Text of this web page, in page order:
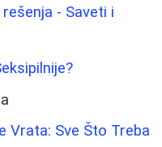
- Saveti i
Vrata: Sve Što Treba